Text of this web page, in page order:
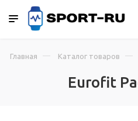
Eurofit
Главная Каталог товаров